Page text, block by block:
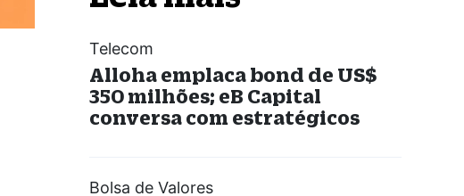
Telecom
Alloha emplaca bond de US$
350 milhões; eB Capital
conversa com estratégicos
Bolsa de Valores